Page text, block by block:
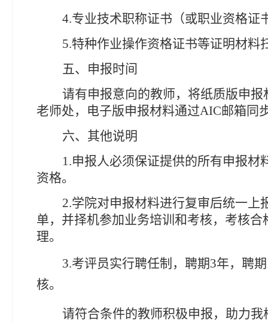
4.专业技术职称证书 （或职业资格
5.特种作业操作资格证书等证明材料
五、申报时间
请有申报意向的教师，将纸质版申
老师处，电子版申报材料通过AIC邮箱同
六、其他说明
1.申报人必须保证提供的所有申报
资格。
2.学院对申报材料进行复审后统一
单，并择机参加业务培训和考核，考核
理。
3.考评员实行聘任制，聘期3年，聘
核。
请符合条件的教师积极申报，助力